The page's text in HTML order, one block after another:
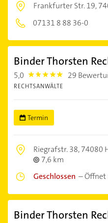
Frankfurter Str. 19,
07131 8 88 36-0
Binder Thorsten
5,0 5.0 29
RECHTSANWÄLTE
Termin
Riegrafstr. 38,74080
7,6 km
Geschlossen –Öffnet
Binder Thorsten